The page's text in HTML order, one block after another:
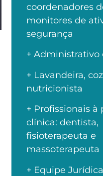
coordenadores
monitores de
segurança
+ Administrativo
+ Lavandeira,
nutricionista
+ Profissionais à
clínica: dentista,
fisioterapeuta e
massoterapeuta
+ Equipe Jurídica